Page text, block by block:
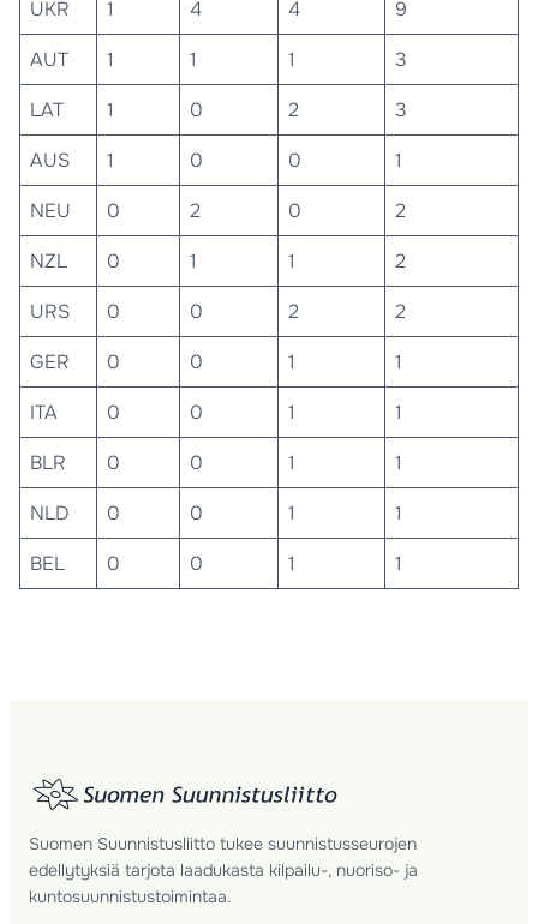
UKR
1 4 4
9
AUT
1 1 1
3
LAT
1 0 2
3
AUS
1 0 0
1
NEU
0 2 0
2
NZL
0 1 1
2
URS
0 0 2
2
GER
0 0 1
1
ITA
0 0 1
1
BLR
0 0 1
1
NLD
0 0 1
1
BEL
0 0 1 1
Suomen Suunnistusliitto tukee suunnistusseurojen
edellytyksiä tarjota laadukasta kilpailu-, nuoriso- ja
kuntosuunnistustoimintaa.